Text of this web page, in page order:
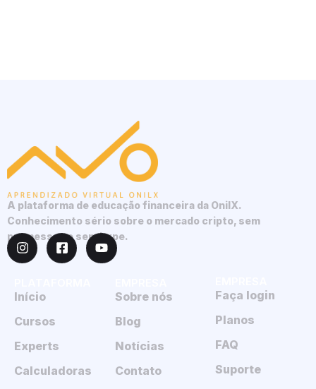
A plataforma de educação financeira da OnilX.
Conhecimento sério sobre o mercado cripto, sem
promessas e sem hype.
Início
Cursos
Experts
Calculadoras
Sobre nós
Blog
Notícias
Contato
Faça login
Planos
FAQ
Suporte